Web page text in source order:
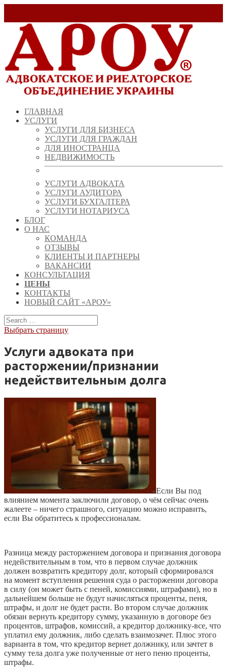
ГЛАВНАЯ
УСЛУГИ
УСЛУГИ ДЛЯ БИЗНЕСА
УСЛУГИ ДЛЯ ГРАЖДАН
ДЛЯ ИНОСТРАНЦА
НЕДВИЖИМОСТЬ
УСЛУГИ АДВОКАТА
УСЛУГИ АУДИТОРА
УСЛУГИ БУХГАЛТЕРА
УСЛУГИ НОТАРИУСА
БЛОГ
О НАС
КОМАНДА
ОТЗЫВЫ
КЛИЕНТЫ И ПАРТНЕРЫ
ВАКАНСИИ
КОНСУЛЬТАЦИЯ
ЦЕНЫ
КОНТАКТЫ
НОВЫЙ САЙТ «АРОУ»
Выбрать страницу
Услуги адвоката при
расторжении/признании
недействительным долга
Если Вы под
влиянием момента заключили договор, о чём сейчас очень
жалеете – ничего страшного, ситуацию можно исправить,
если Вы обратитесь к профессионалам.
Разница между расторжением договора и признания договора
недействительным в том, что в первом случае должник
должен возвратить кредитору долг, который сформировался
на момент вступления решения суда о расторжении договора
в силу (он может быть с пеней, комиссиями, штрафами), но в
дальнейшем больше не будут начисляться проценты, пеня,
штрафы, и долг не будет расти. Во втором случае должник
обязан вернуть кредитору сумму, указанную в договоре без
процентов, штрафов, комиссий, а кредитор должнику-все, что
уплатил ему должник, либо сделать взаимозачет. Плюс этого
варианта в том, что кредитор вернет должнику, или зачтет в
сумму тела долга уже полученные от него пеню проценты,
штрафы.